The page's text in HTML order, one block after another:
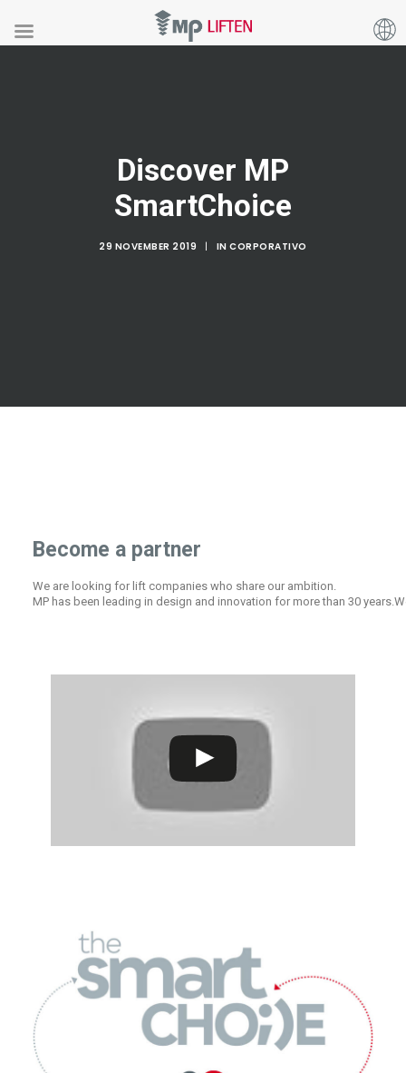
Discover MP
SmartChoice
29 NOVEMBER 2019 | INCORPORATIVO
Become a partner
We are looking for lift companies who share our ambition.
MP has been leading in design and innovation for more than 30